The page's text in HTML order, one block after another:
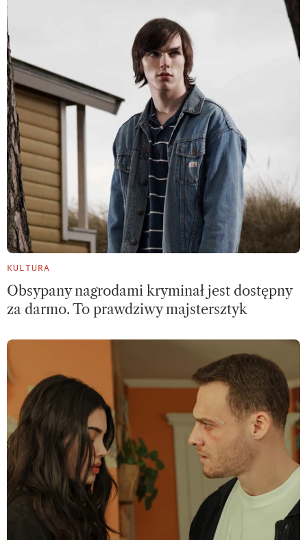
KULTURA
Obsypany nagrodami kryminał jest dostępny
za darmo. To prawdziwy majstersztyk